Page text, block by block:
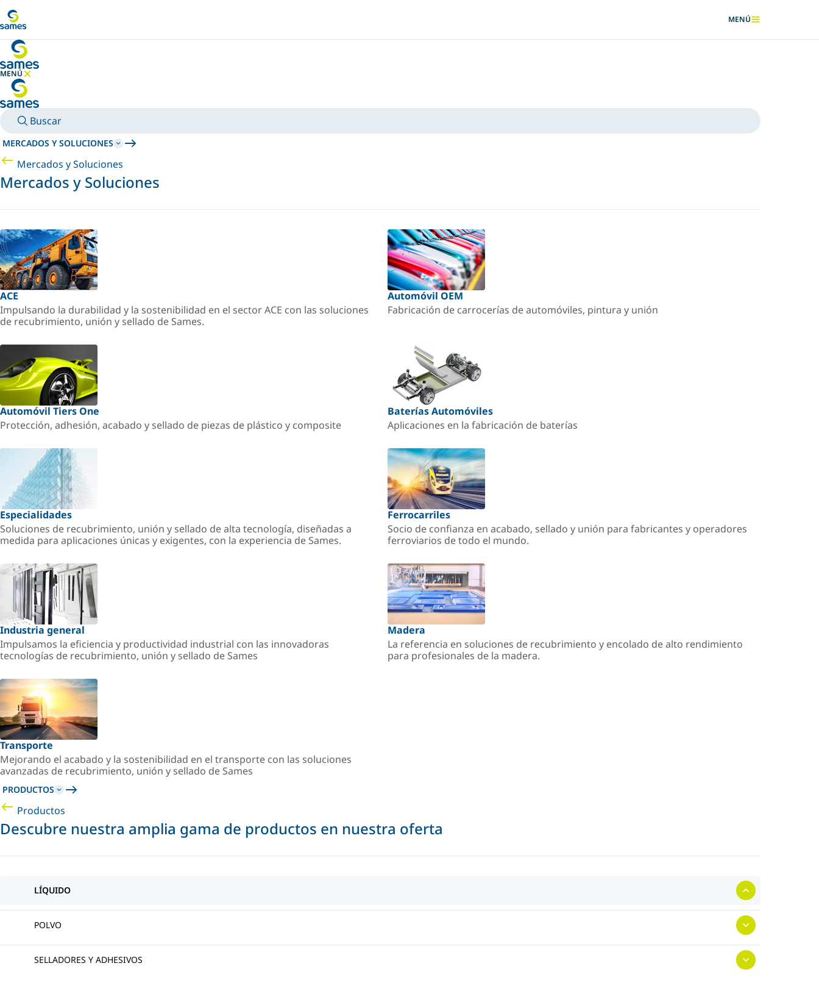
MOSTRAR
MENÚ
MENÚ
OCULTAR MENÚ
Buscar
MERCADOS Y SOLUCIONES
Mercados y Soluciones
Mercados y Soluciones
ACE
Impulsando la durabilidad y la sostenibilidad en el sector ACE con las soluciones
de recubrimiento, unión y sellado de Sames.
Automóvil OEM
Fabricación de carrocerías de automóviles, pintura y unión
Automóvil Tiers One
Protección, adhesión, acabado y sellado de piezas de plástico y composite
Baterías Automóviles
Aplicaciones en la fabricación de baterías
Especialidades
Soluciones de recubrimiento, unión y sellado de alta tecnología, diseñadas a
medida para aplicaciones únicas y exigentes, con la experiencia de Sames.
Ferrocarriles
Socio de confianza en acabado, sellado y unión para fabricantes y operadores
ferroviarios de todo el mundo.
Industria general
Impulsamos la eficiencia y productividad industrial con las innovadoras
tecnologías de recubrimiento, unión y sellado de Sames
Madera
La referencia en soluciones de recubrimiento y encolado de alto rendimiento
para profesionales de la madera.
Transporte
Mejorando el acabado y la sostenibilidad en el transporte con las soluciones
avanzadas de recubrimiento, unión y sellado de Sames
PRODUCTOS
Productos
Descubre nuestra amplia gama de productos en nuestra oferta
LÍQUIDO
POLVO
SELLADORES Y ADHESIVOS